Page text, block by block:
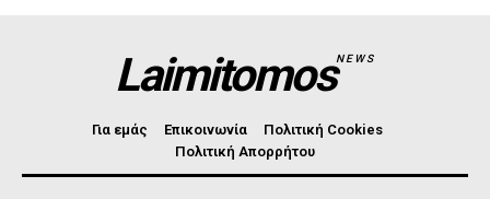
LaimitomosNEWS
Για εμάς Επικοινωνία
Πολιτική Cookies
Πολιτική Απορρήτου